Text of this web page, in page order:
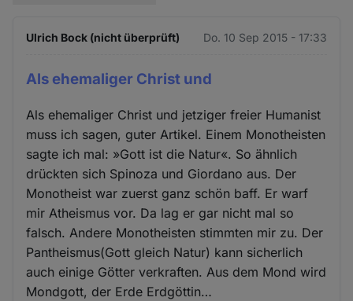
Ulrich Bock (nicht überprüft) Do. 10 Sep 2015 - 17:33
Als ehemaliger Christ und
Als ehemaliger Christ und jetziger freier Humanist
muss ich sagen, guter Artikel. Einem Monotheisten
sagte ich mal: »Gott ist die Natur«. So ähnlich
drückten sich Spinoza und Giordano aus. Der
Monotheist war zuerst ganz schön baff. Er warf
mir Atheismus vor. Da lag er gar nicht mal so
falsch. Andere Monotheisten stimmten mir zu. Der
Pantheismus(Gott gleich Natur) kann sicherlich
auch einige Götter verkraften. Aus dem Mond wird
Mondgott, der Erde Erdgöttin…